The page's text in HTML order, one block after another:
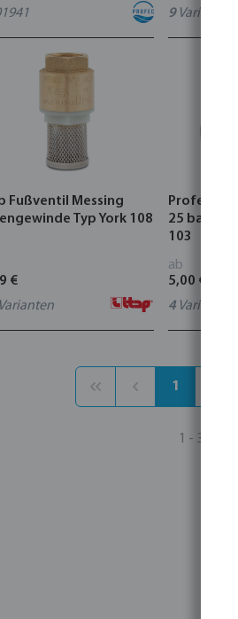
9Varianten
Fußventil Messing
Typ York 108
€
Profec
25 bar
103
ab
5,00 €
4Varianten
1
1 - 30 von